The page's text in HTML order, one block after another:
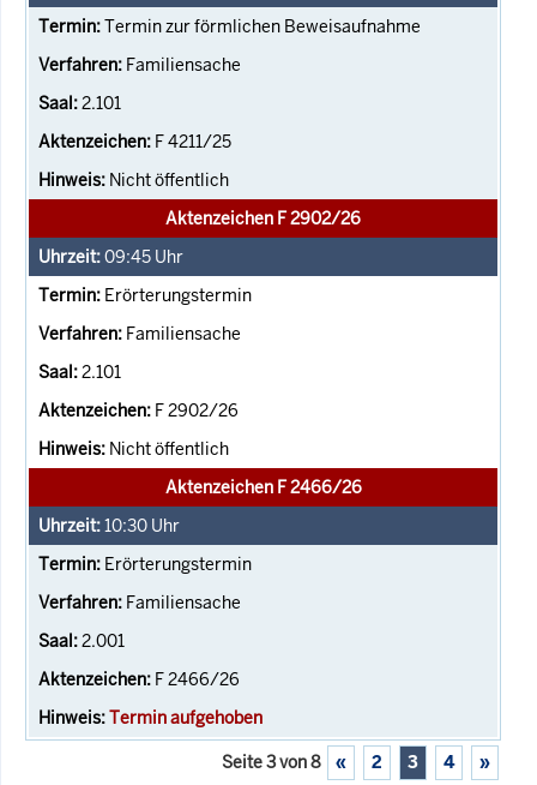
Termin zur förmlichen Beweisaufnahme
Familiensache
2.101
F 4211/25
Nicht öffentlich
Aktenzeichen F 2902/26
09:45 Uhr
Erörterungstermin
Familiensache
2.101
F 2902/26
Nicht öffentlich
Aktenzeichen F 2466/26
10:30 Uhr
Erörterungstermin
Familiensache
2.001
F 2466/26
Termin aufgehoben
Seite 3 von 8 « 2 3 4 »